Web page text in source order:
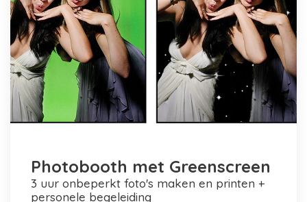
Photobooth met Greenscreen
3 uur onbeperkt foto's maken en printen +
personele begeleiding